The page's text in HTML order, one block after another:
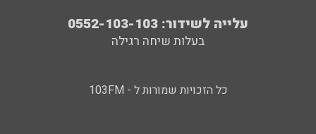
עלייה לשידור: 0552-103-103
בעלות שיחה רגילה
כל הזכויות שמורות ל - 103FM